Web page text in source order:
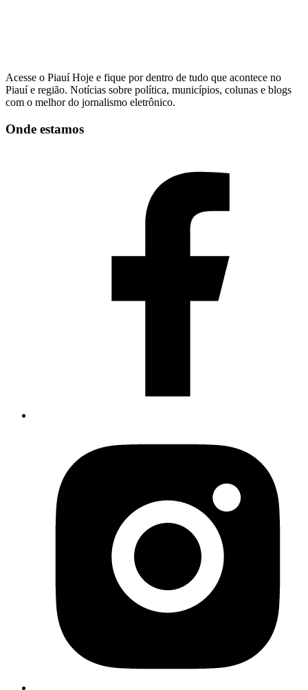
Acesse o Piauí Hoje e fique por dentro de tudo que acontece no
Piauí e região. Notícias sobre política, municípios, colunas e blogs
com o melhor do jornalismo eletrônico.
Onde estamos